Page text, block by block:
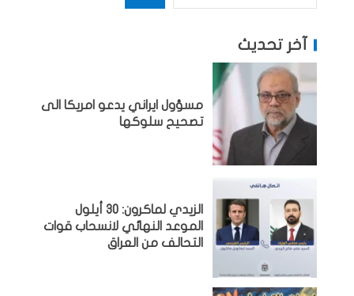
آخر تحديث
مسؤول ايراني يدعو امريكا الى
تصحيح سلوكها
الزيدي لماكرون: 30 أيلول
الموعد النهائي لانسحاب قوات
التحالف من العراق